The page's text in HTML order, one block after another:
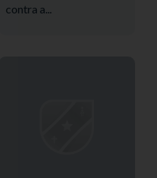
contra a...